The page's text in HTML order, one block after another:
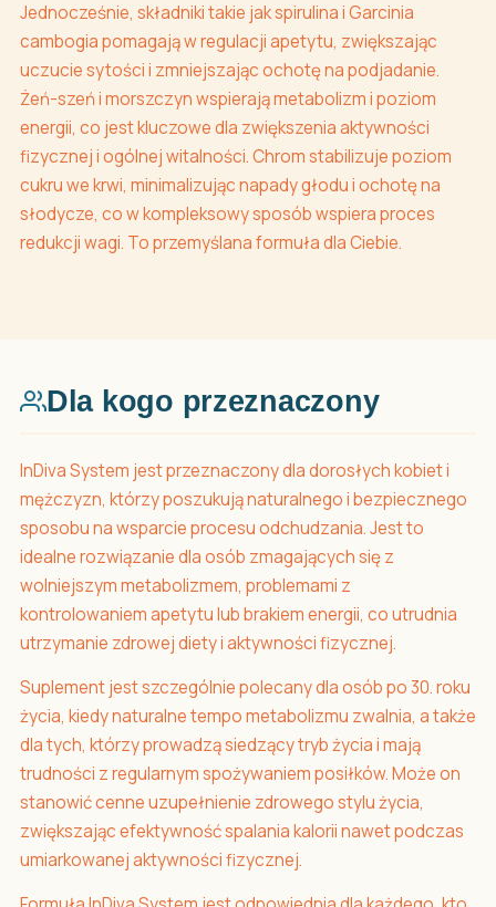
Jednocześnie, składniki takie jak spirulina i Garcinia
cambogia pomagają w regulacji apetytu, zwiększając
uczucie sytości i zmniejszając ochotę na podjadanie.
Żeń-szeń i morszczyn wspierają metabolizm i poziom
energii, co jest kluczowe dla zwiększenia aktywności
fizycznej i ogólnej witalności. Chrom stabilizuje poziom
cukru we krwi, minimalizując napady głodu i ochotę na
słodycze, co w kompleksowy sposób wspiera proces
redukcji wagi. To przemyślana formuła dla Ciebie.
Dla kogo przeznaczony
InDiva System jest przeznaczony dla dorosłych kobiet i
mężczyzn, którzy poszukują naturalnego i bezpiecznego
sposobu na wsparcie procesu odchudzania. Jest to
idealne rozwiązanie dla osób zmagających się z
wolniejszym metabolizmem, problemami z
kontrolowaniem apetytu lub brakiem energii, co utrudnia
utrzymanie zdrowej diety i aktywności fizycznej.
Suplement jest szczególnie polecany dla osób po 30. roku
życia, kiedy naturalne tempo metabolizmu zwalnia, a także
dla tych, którzy prowadzą siedzący tryb życia i mają
trudności z regularnym spożywaniem posiłków. Może on
stanowić cenne uzupełnienie zdrowego stylu życia,
zwiększając efektywność spalania kalorii nawet podczas
umiarkowanej aktywności fizycznej.